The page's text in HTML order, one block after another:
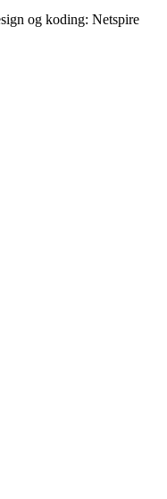
og koding: Netspire